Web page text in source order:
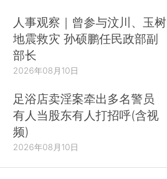
人事观察｜曾参与汶川、玉树
地震救灾 孙硕鹏任民政部副
部长
2026年08月10日
足浴店卖淫案牵出多名警员
有人当股东有人打招呼(含视
频)
2026年08月10日